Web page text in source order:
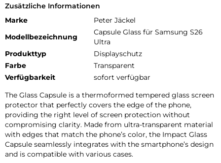
Zusätzliche Informationen
Marke
Peter Jäckel
Modellbezeichnung
Capsule Glass für Samsung S26
Ultra
Produkttyp
Displayschutz
Farbe
Transparent
Verfügbarkeit
sofort verfügbar
The Glass Capsule is a thermoformed tempered glass screen
protector that perfectly covers the edge of the phone,
providing the right level of screen protection without
compromising clarity. Made from ultra-transparent material
with edges that match the phone’s color, the Impact Glass
Capsule seamlessly integrates with the smartphone’s design
and is compatible with various cases.